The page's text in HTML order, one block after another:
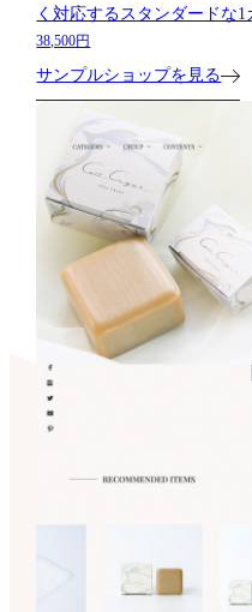
く対応するスタンダードな1
38,500円
サンプルショップを見る